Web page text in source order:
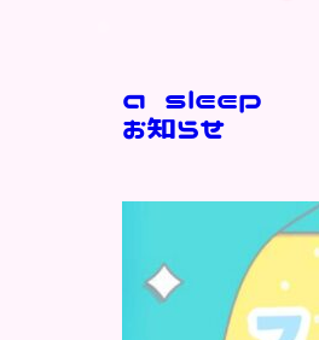
a sleep
お知らせ